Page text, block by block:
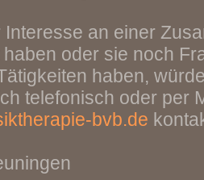
Interesse an einer
oder sie noch
haben,
telefonisch oder per
bvb.de